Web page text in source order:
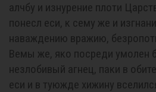
алчбу и изнурение плоти
понесл еси, к сему же и
наваждению вражию,
Вемы же, яко посреди умолен
незлобивый агнец, паки в
еси и в туюжде хижину